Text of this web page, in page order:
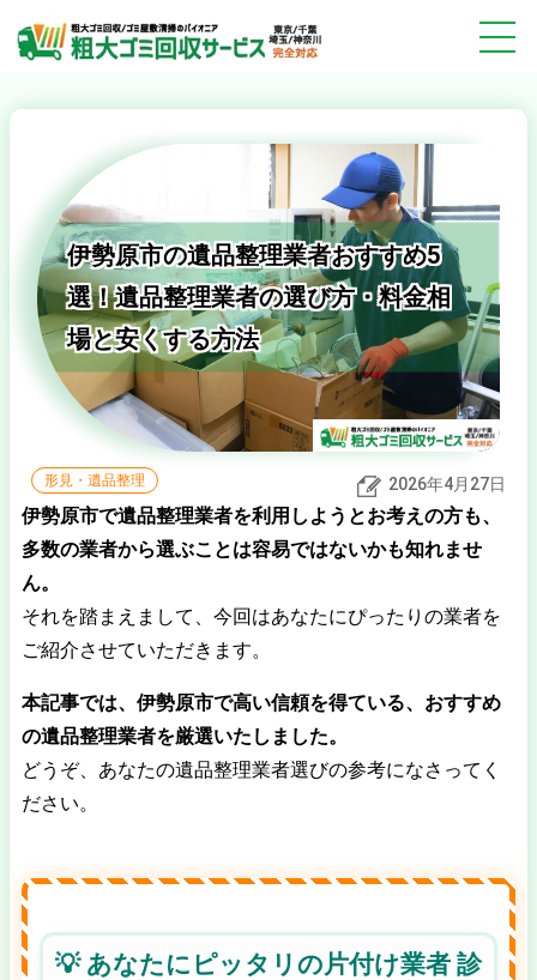
伊勢原市の遺品整理業者おすすめ5
選！遺品整理業者の選び方・料金相
場と安くする方法
形見・遺品整理 2026年4月27日
伊勢原市で遺品整理業者を利用しようとお考えの方も、
多数の業者から選ぶことは容易ではないかも知れませ
ん。
それを踏まえまして、今回はあなたにぴったりの業者を
ご紹介させていただきます。
本記事では、伊勢原市で高い信頼を得ている、おすすめ
の遺品整理業者を厳選いたしました。
どうぞ、あなたの遺品整理業者選びの参考になさってく
ださい。
💡 あなたにピッタリの片付け業者 診